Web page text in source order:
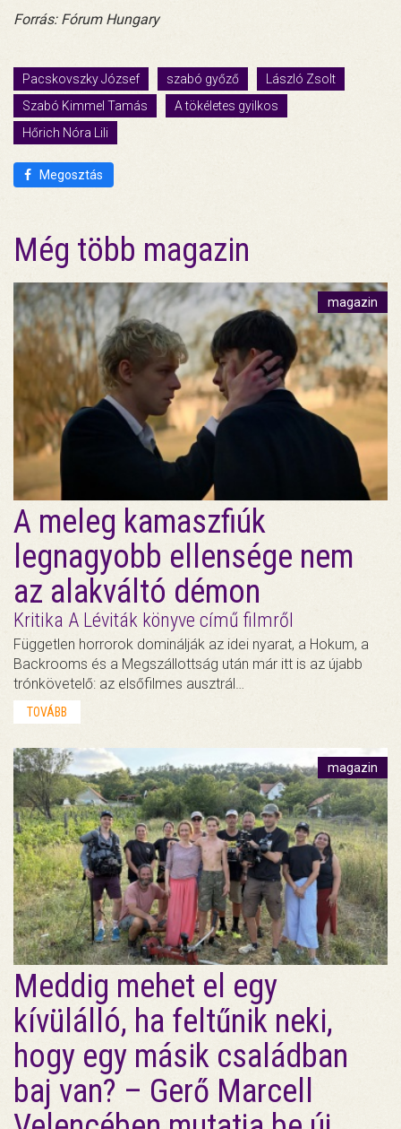
Forrás: Fórum Hungary
Pacskovszky József szabó győző
László Zsolt
Szabó Kimmel Tamás
A tökéletes gyilkos
Hőrich Nóra Lili
Megosztás
Még több magazin
magazin
A meleg kamaszfiúk
legnagyobb ellensége nem
az alakváltó démon
Kritika A Léviták könyve című filmről
Független horrorok dominálják az idei nyarat, a Hokum, a
Backrooms és a Megszállottság után már itt is az újabb
trónkövetelő: az elsőfilmes ausztrál…
TOVÁBB
magazin
Meddig mehet el egy
kívülálló, ha feltűnik neki,
hogy egy másik családban
baj van? – Gerő Marcell